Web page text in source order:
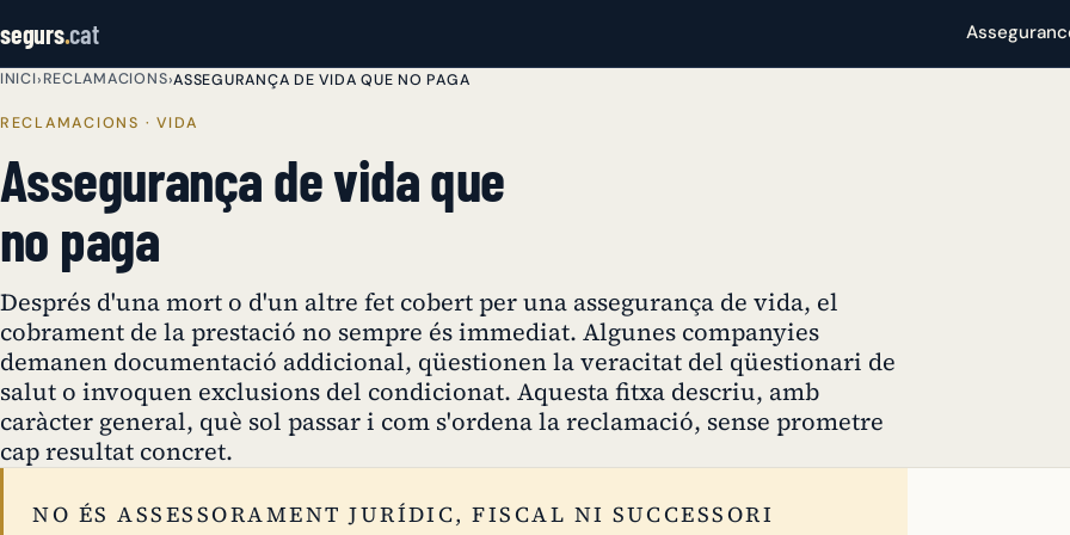
segurs.cat
INICI›RECLAMACIONS›ASSEGURANÇA DE VIDA QUE NO PAGA
RECLAMACIONS · VIDA
Assegurança de vida que
no paga
Després d'una mort o d'un altre fet cobert per una assegurança de vida, el
cobrament de la prestació no sempre és immediat. Algunes companyies
demanen documentació addicional, qüestionen la veracitat del qüestionari de
salut o invoquen exclusions del condicionat. Aquesta fitxa descriu, amb
caràcter general, què sol passar i com s'ordena la reclamació, sense prometre
cap resultat concret.
NO ÉS ASSESSORAMENT JURÍDIC, FISCAL NI SUCCESSORI